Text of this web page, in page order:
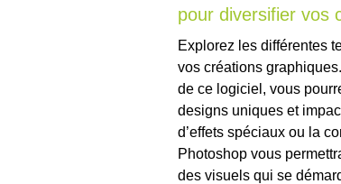
pour diversifier vos
Explorez les différentes
vos créations
de ce logiciel, vous
designs uniques et
d’effets spéciaux ou la
Photoshop vous
des visuels qui se